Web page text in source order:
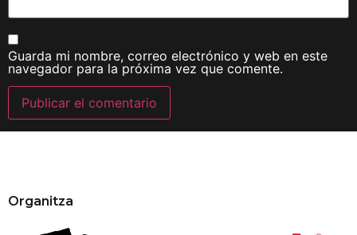
Guarda mi nombre, correo electrónico y web en este
navegador para la próxima vez que comente.
Organitza